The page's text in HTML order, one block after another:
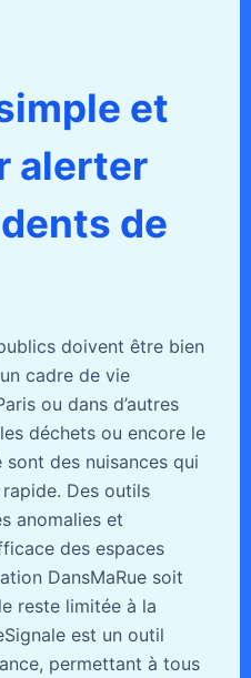
et
alerter
de
doivent être bien
cadre de vie
ou dans d’autres
déchets ou encore le
des nuisances qui
Des outils
anomalies et
des espaces
DansMaRue soit
reste limitée à la
est un outil
permettant à tous